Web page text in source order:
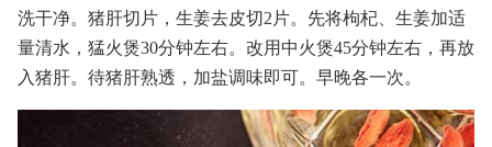
洗干净。猪肝切片，生姜去皮切2片。先将枸杞、生姜加适
量清水，猛火煲30分钟左右。改用中火煲45分钟左右，再放
入猪肝。待猪肝熟透，加盐调味即可。早晚各一次。